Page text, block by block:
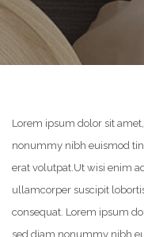
Lorem ipsum dolor sit
nonummy nibh euismod
erat volutpat.Ut wisi enim
ullamcorper suscipit
consequat. Lorem ipsum
sed diam nonummy nibh